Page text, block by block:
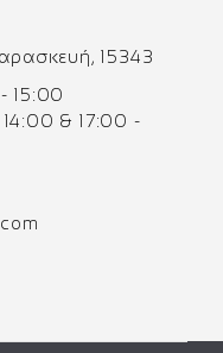
15343
15:00
& 17:00 -